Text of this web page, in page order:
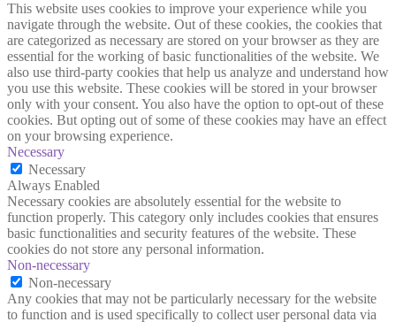
This website uses cookies to improve your experience while you
navigate through the website. Out of these cookies, the cookies that
are categorized as necessary are stored on your browser as they are
essential for the working of basic functionalities of the website. We
also use third-party cookies that help us analyze and understand how
you use this website. These cookies will be stored in your browser
only with your consent. You also have the option to opt-out of these
cookies. But opting out of some of these cookies may have an effect
on your browsing experience.
Necessary
Necessary
Always Enabled
Necessary cookies are absolutely essential for the website to
function properly. This category only includes cookies that ensures
basic functionalities and security features of the website. These
cookies do not store any personal information.
Non-necessary
Non-necessary
Any cookies that may not be particularly necessary for the website
to function and is used specifically to collect user personal data via